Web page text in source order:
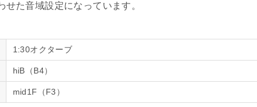
た音域設定になっています。
1:30オクターブ
hiB（B4）
mid1F（F3）